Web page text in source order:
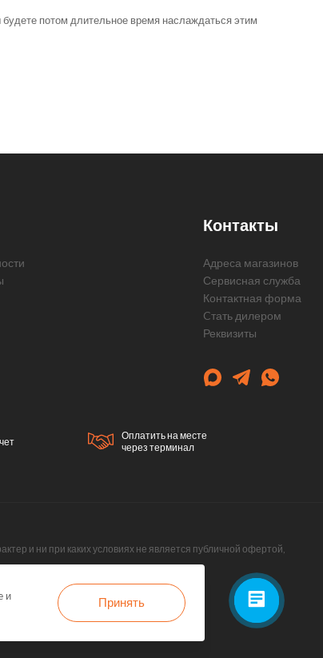
потом длительное время наслаждаться этим
Контакты
Адреса магазинов
Сервисная служба
Контактная форма
Cтать дилером
Реквизиты
Оплатить на месте
через терминал
и ни при каких условиях не является публичной офертой,
и
Принять